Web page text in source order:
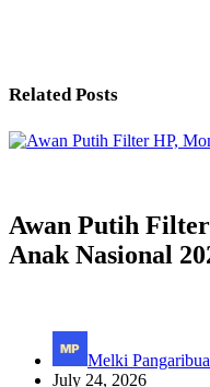
Related Posts
Awan Putih
Anak Nasional
Melki
July 24, 2026